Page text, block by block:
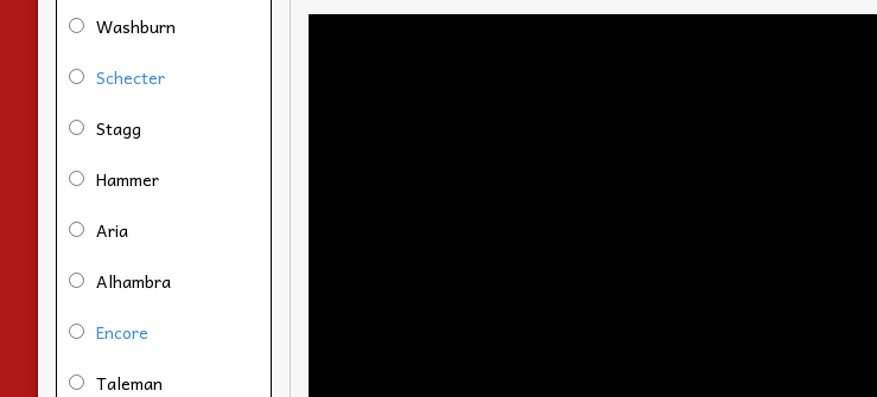
Washburn
Schecter
Stagg
Hammer
Aria
Alhambra
Encore
Taleman